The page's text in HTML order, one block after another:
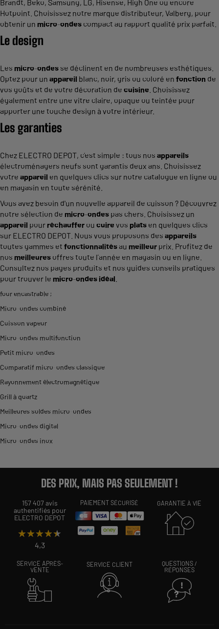
Brandt, Beko, Samsung, LG, Hisense, High One ou encore
Hotpoint. Choisissez notre marque distributeur, Valberg, pour
obtenir un micro-ondes compact au rapport qualité prix parfait.
Le design
Les micro-ondes se déclinent en de nombreuses esthétiques.
Optez pour un appareil blanc, noir, gris ou coloré en fonction de
vos goûts et de votre décoration de cuisine . Choisissez
également entre une vitre claire, opaque ou teintée pour
apporter une touche design à votre intérieur.
Les garanties
Chez ELECTRO DEPOT, c’est simple : tous nos appareils
électroménagers neufs sont garantis deux ans. Choisissez
votre appareil en quelques clics sur notre catalogue en ligne ou
en magasin en toute sérénité.
Vous avez besoin d'un nouvelle appareil de cuisson ? Découvrez
notre sélection de micro-ondes pas chers. Choisissez un
appareil pour réchauffer ou cuire vos plats en quelques clics
sur ELECTRO DEPOT. Nous vous proposons des appareils
toutes gammes et fonctionnalités au meilleur prix. Profitez de
nos meilleures offres toute l’année en magasin ou en ligne.
Consultez nos pages produits et nos guides conseils pratiques
pour trouver le micro-ondes idéal
four encastrable ;
Micro-ondes combiné
Cuisson vapeur
Micro-ondes multifonction
Petit micro-ondes
Comparatif micro-ondes classique
Rayonnement électromagnétique
Grill à quartz
Meilleures soldes micro-ondes
Micro-ondes digital
Micro-ondes inox
DES PRIX, MAIS PAS SEULEMENT !
157 407 avis
authentifiés pour
ELECTRO DEPOT
★★★★★
★★★★★
4,3
PAIEMENT SÉCURISÉ GARANTIE À VIE
SERVICE APRÈS-
VENTE
SERVICE CLIENT
QUESTIONS /
RÉPONSES